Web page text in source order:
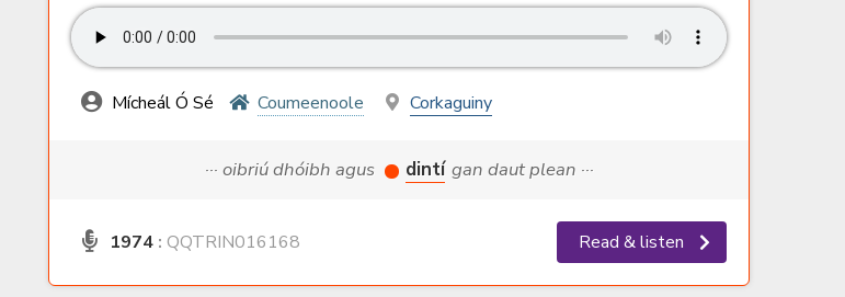
Mícheál Ó Sé Coumeenoole Corkaguiny
··· oibriú dhóibh agus dintí gan daut plean ···
1974 : QQTRIN016168 Read & listen